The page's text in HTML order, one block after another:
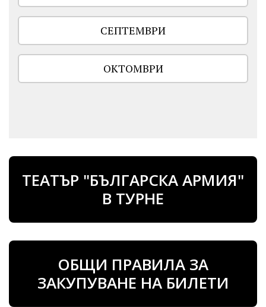
СЕПТЕМВРИ
ОКТОМВРИ
ТЕАТЪР "БЪЛГАРСКА АРМИЯ"
В ТУРНЕ
ОБЩИ ПРАВИЛА ЗА
ЗАКУПУВАНЕ НА БИЛЕТИ